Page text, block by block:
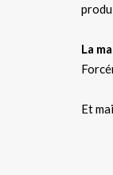
La
Et